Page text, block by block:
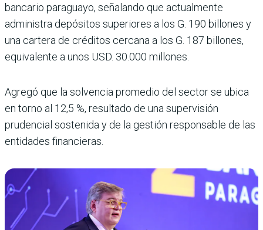
bancario paraguayo, señalando que actualmente
administra depósitos superiores a los G. 190 billones y
una cartera de créditos cercana a los G. 187 billones,
equivalente a unos USD. 30.000 millones.
Agregó que la solvencia promedio del sector se ubica
en torno al 12,5 %, resultado de una supervisión
prudencial sostenida y de la gestión responsable de las
entidades financieras.